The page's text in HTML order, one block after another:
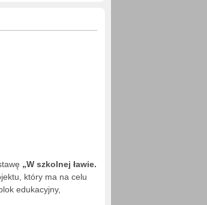
„SZKOŁA W
„W szkolnej ławie.
który ma na celu
edukacyjny,